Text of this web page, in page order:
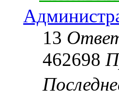
13
462698